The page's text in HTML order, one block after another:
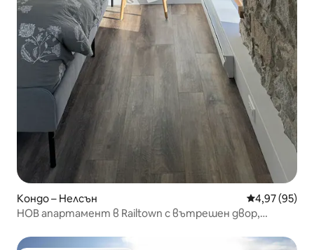
Кондо – Нелсън Средна
4,97 (95)
НОВ апартамент в Railtown с вътрешен двор,